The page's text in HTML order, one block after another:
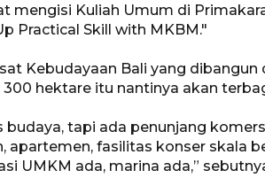
mengisi Kuliah Umum di
Practical Skill with MKBM."
Kebudayaan Bali yang
hektare itu nantinya akan
budaya, tapi ada penunjang
apartemen, fasilitas konser skala
UMKM ada, marina ada,”